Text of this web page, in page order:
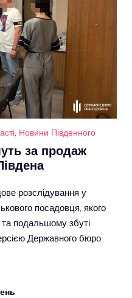
, Новини Південного
за продаж
розслідування у
посадовця, якого
подальшому збуті
Державного бюро